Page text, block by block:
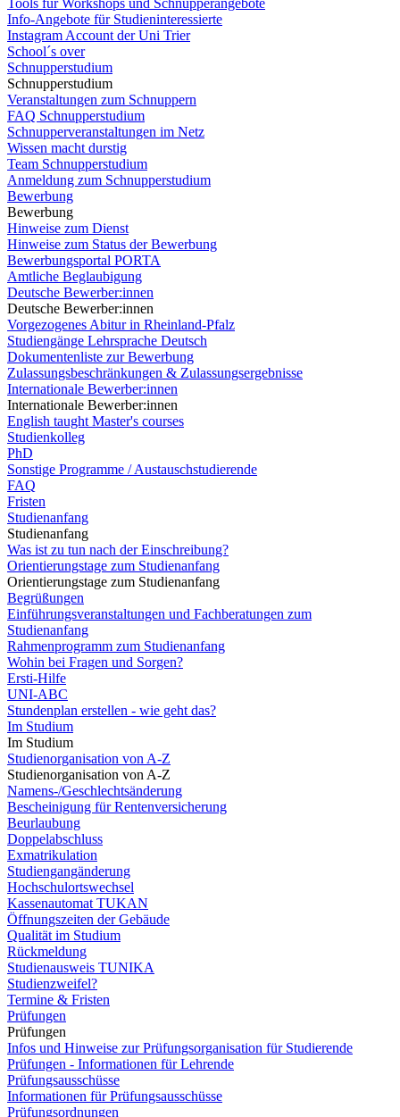
Tools für Workshops und Schnupperangebote
Info-Angebote für Studieninteressierte
Instagram Account der Uni Trier
School´s over
Schnupperstudium
Schnupperstudium
Veranstaltungen zum Schnuppern
FAQ Schnupperstudium
Schnupperveranstaltungen im Netz
Wissen macht durstig
Team Schnupperstudium
Anmeldung zum Schnupperstudium
Bewerbung
Bewerbung
Hinweise zum Dienst
Hinweise zum Status der Bewerbung
Bewerbungsportal PORTA
Amtliche Beglaubigung
Deutsche Bewerber:innen
Deutsche Bewerber:innen
Vorgezogenes Abitur in Rheinland-Pfalz
Studiengänge Lehrsprache Deutsch
Dokumentenliste zur Bewerbung
Zulassungsbeschränkungen & Zulassungsergebnisse
Internationale Bewerber:innen
Internationale Bewerber:innen
English taught Master's courses
Studienkolleg
PhD
Sonstige Programme / Austauschstudierende
FAQ
Fristen
Studienanfang
Studienanfang
Was ist zu tun nach der Einschreibung?
Orientierungstage zum Studienanfang
Orientierungstage zum Studienanfang
Begrüßungen
Einführungsveranstaltungen und Fachberatungen zum
Studienanfang
Rahmenprogramm zum Studienanfang
Wohin bei Fragen und Sorgen?
Ersti-Hilfe
UNI-ABC
Stundenplan erstellen - wie geht das?
Im Studium
Im Studium
Studienorganisation von A-Z
Studienorganisation von A-Z
Namens-/Geschlechtsänderung
Bescheinigung für Rentenversicherung
Beurlaubung
Doppelabschluss
Exmatrikulation
Studiengangänderung
Hochschulortswechsel
Kassenautomat TUKAN
Öffnungszeiten der Gebäude
Qualität im Studium
Rückmeldung
Studienausweis TUNIKA
Studienzweifel?
Termine & Fristen
Prüfungen
Prüfungen
Infos und Hinweise zur Prüfungsorganisation für Studierende
Prüfungen - Informationen für Lehrende
Prüfungsausschüsse
Informationen für Prüfungsausschüsse
Prüfungsordnungen